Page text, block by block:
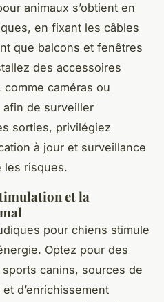
animaux s’obtient en
en fixant les câbles
que balcons et fenêtres
des accessoires
caméras ou
de surveiller
sorties, privilégiez
à jour et surveillance
les risques.
et la
pour chiens stimule
Optez pour des
canins, sources de
d’enrichissement